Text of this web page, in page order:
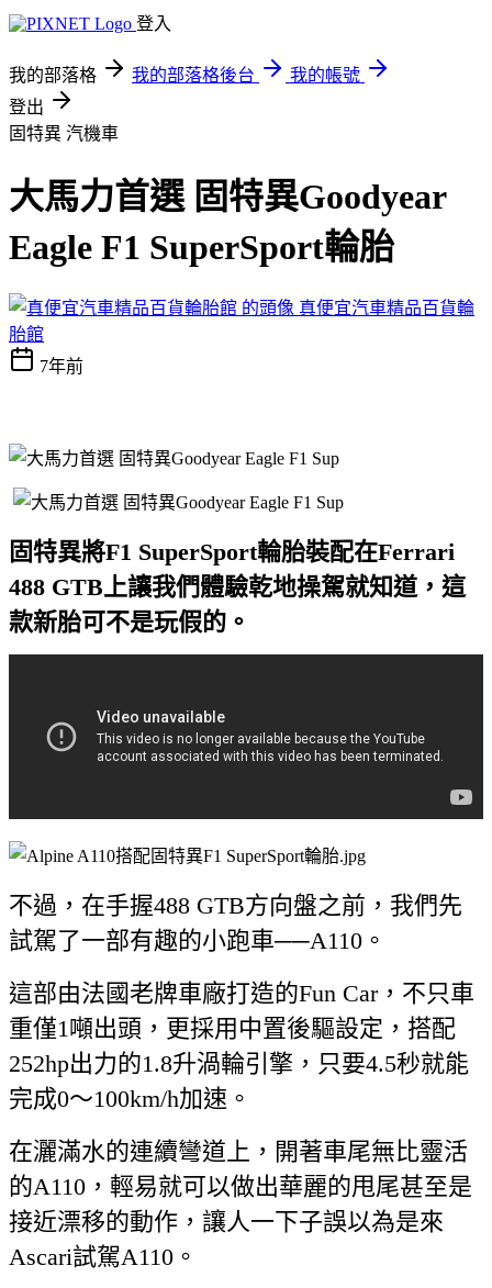
登入
我的部落格 我的部落格後台
我的帳號
登出
固特異 汽機車
大馬力首選 固特異Goodyear
Eagle F1 SuperSport輪胎
真便宜汽車精品百貨輪
胎館
7年前
固特異將F1 SuperSport輪胎裝配在Ferrari
488 GTB上讓我們體驗乾地操駕就知道，這
款新胎可不是玩假的。
不過，在手握488 GTB方向盤之前，我們先
試駕了一部有趣的小跑車──A110。
這部由法國老牌車廠打造的Fun Car，不只車
重僅1噸出頭，更採用中置後驅設定，搭配
252hp出力的1.8升渦輪引擎，只要4.5秒就能
完成0～100km/h加速。
在灑滿水的連續彎道上，開著車尾無比靈活
的A110，輕易就可以做出華麗的甩尾甚至是
接近漂移的動作，讓人一下子誤以為是來
Ascari試駕A110。